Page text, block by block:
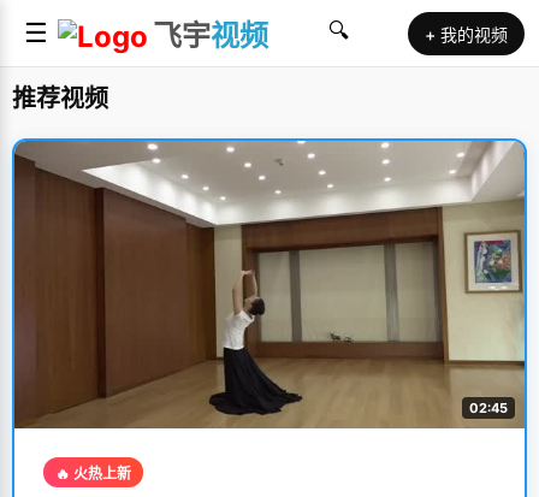
☰ 飞宇视频 🔍 + 我的视频
推荐视频
02:45
🔥 火热上新